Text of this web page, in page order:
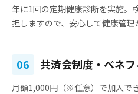
年に1回の定期健康診断を実施。
担 しますので、安心して健康管理
06 共済会制度・ベネ
月額1,000円（※任意）で加入で